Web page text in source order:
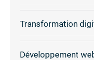
Transformation
Développement